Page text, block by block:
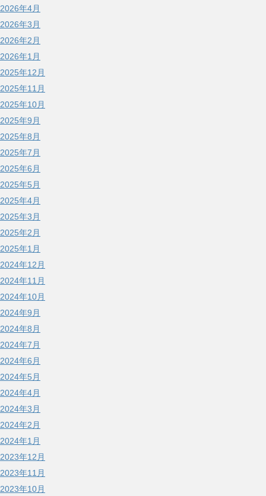
2026年4月
2026年3月
2026年2月
2026年1月
2025年12月
2025年11月
2025年10月
2025年9月
2025年8月
2025年7月
2025年6月
2025年5月
2025年4月
2025年3月
2025年2月
2025年1月
2024年12月
2024年11月
2024年10月
2024年9月
2024年8月
2024年7月
2024年6月
2024年5月
2024年4月
2024年3月
2024年2月
2024年1月
2023年12月
2023年11月
2023年10月